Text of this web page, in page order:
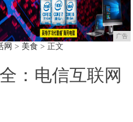
广告
网 > 美食 > 正文
：电信互联网